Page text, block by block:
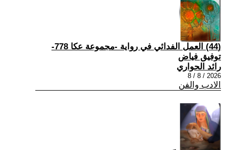
(44) العمل الفدائي في رواية -مجموعة عكا 778-
توفيق فياض
رائد الحواري
2026 / 8 / 8
الادب والفن